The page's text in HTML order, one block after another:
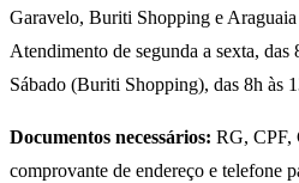
Garavelo, Buriti Shopping e
Atendimento de segunda a sexta, das
Sábado (Buriti Shopping), das 8h às
Documentos necessários: RG, CPF,
comprovante de endereço e telefone